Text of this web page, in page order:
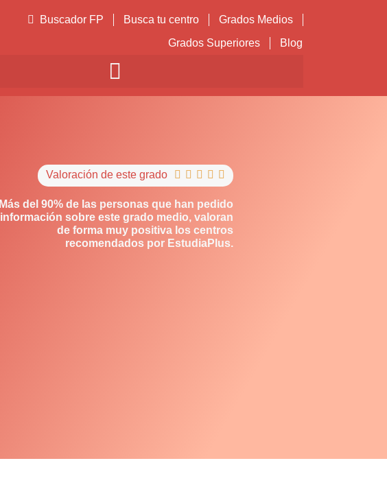
Buscador FP Busca tu centro
Grados Medios
Grados Superiores
Blog
Valoración de este grado     
Más del 90% de las personas que han pedido
información sobre este grado medio, valoran
de forma muy positiva los centros
recomendados por EstudiaPlus.